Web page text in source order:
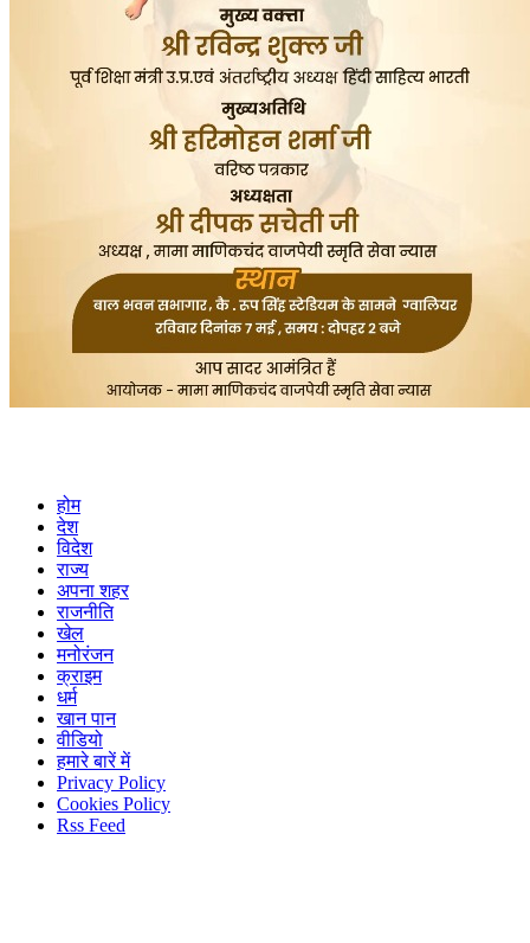
होम
देश
विदेश
राज्य
अपना शहर
राजनीति
खेल
मनोरंजन
क्राइम
धर्म
खान पान
वीडियो
हमारे बारें में
Privacy Policy
Cookies Policy
Rss Feed